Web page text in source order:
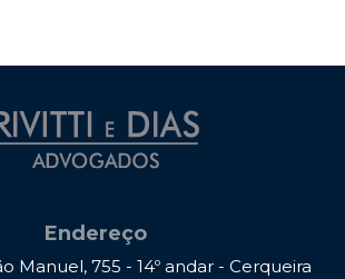
Endereço
Manuel, 755 - 14º andar - Cerqueira